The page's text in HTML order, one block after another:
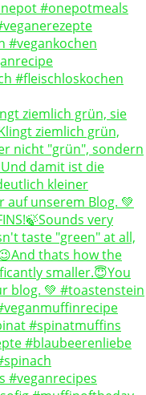
ziemlich grün, sie